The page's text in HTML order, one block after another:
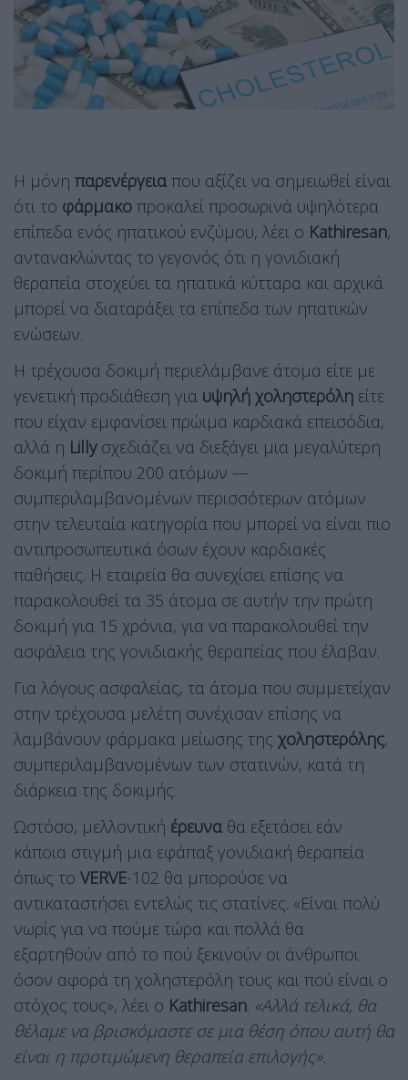
Η μόνη παρενέργεια που αξίζει να σημειωθεί είναι
ότι το φάρμακο προκαλεί προσωρινά υψηλότερα
επίπεδα ενός ηπατικού ενζύμου, λέει ο Kathiresan,
αντανακλώντας το γεγονός ότι η γονιδιακή
θεραπεία στοχεύει τα ηπατικά κύτταρα και αρχικά
μπορεί να διαταράξει τα επίπεδα των ηπατικών
ενώσεων.
Η τρέχουσα δοκιμή περιελάμβανε άτομα είτε με
γενετική προδιάθεση για υψηλή χοληστερόλη είτε
που είχαν εμφανίσει πρώιμα καρδιακά επεισόδια,
αλλά η Lilly σχεδιάζει να διεξάγει μια μεγαλύτερη
δοκιμή περίπου 200 ατόμων —
συμπεριλαμβανομένων περισσότερων ατόμων
στην τελευταία κατηγορία που μπορεί να είναι πιο
αντιπροσωπευτικά όσων έχουν καρδιακές
παθήσεις. Η εταιρεία θα συνεχίσει επίσης να
παρακολουθεί τα 35 άτομα σε αυτήν την πρώτη
δοκιμή για 15 χρόνια, για να παρακολουθεί την
ασφάλεια της γονιδιακής θεραπείας που έλαβαν.
Για λόγους ασφαλείας, τα άτομα που συμμετείχαν
στην τρέχουσα μελέτη συνέχισαν επίσης να
λαμβάνουν φάρμακα μείωσης της χοληστερόλης,
συμπεριλαμβανομένων των στατινών, κατά τη
διάρκεια της δοκιμής.
Ωστόσο, μελλοντική έρευνα θα εξετάσει εάν
κάποια στιγμή μια εφάπαξ γονιδιακή θεραπεία
όπως το VERVE-102 θα μπορούσε να
αντικαταστήσει εντελώς τις στατίνες. «Είναι πολύ
νωρίς για να πούμε τώρα και πολλά θα
εξαρτηθούν από το πού ξεκινούν οι άνθρωποι
όσον αφορά τη χοληστερόλη τους και πού είναι ο
στόχος τους», λέει ο Kathiresan. «Αλλά τελικά, θα
θέλαμε να βρισκόμαστε σε μια θέση όπου αυτή θα
είναι η προτιμώμενη θεραπεία επιλογής».